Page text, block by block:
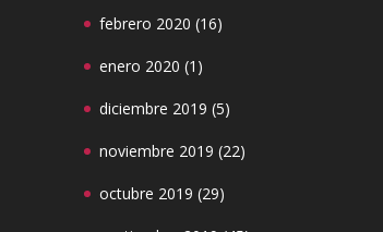
febrero 2020 (16)
enero 2020 (1)
diciembre 2019 (5)
noviembre 2019 (22)
octubre 2019 (29)